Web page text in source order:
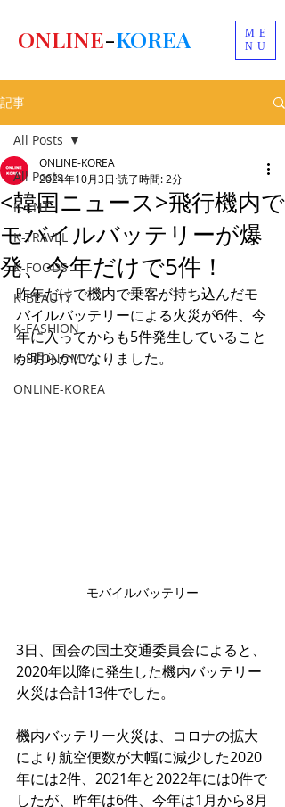
ME
NU
ONLINE-KOREA
記事
All Posts
K-ENT
K-TRAVEL
K-FOODS
K-BEAUTY
K-FASHION
K-ECONOMY
ONLINE-KOREA
All Posts
<韓国ニュース>飛行機内で
モバイルバッテリーが爆
発、今年だけで5件！
ONLINE-KOREA
2024年10月3日 読了時間: 2分
昨年だけで機内で乗客が持ち込んだモ
バイルバッテリーによる火災が6件、今
年に入ってからも5件発生していること
が明らかになりました。
モバイルバッテリー
3日、国会の国土交通委員会によると、
2020年以降に発生した機内バッテリー
火災は合計13件でした。
機内バッテリー火災は、コロナの拡大
により航空便数が大幅に減少した2020
年には2件、2021年と2022年には0件で
したが、昨年は6件、今年は1月から8月